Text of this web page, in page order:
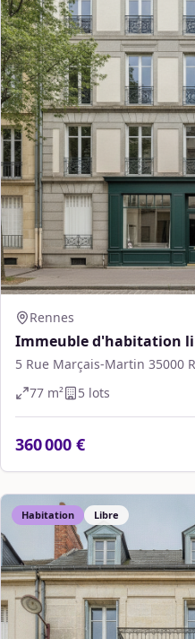
Rennes
Immeuble d'habitation
5 Rue Marçais-Martin 35000
77 m² 5 lots
360 000 €
Habitation Libre